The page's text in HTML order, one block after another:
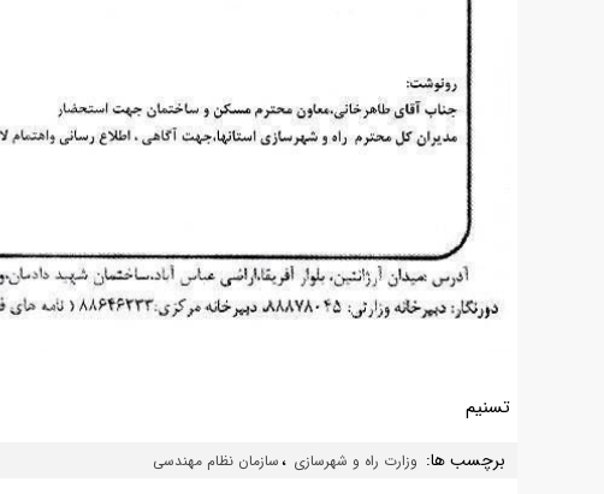
تسنیم
برچسب ها: وزارت راه و شهرسازی ،سازمان نظام مهندسی